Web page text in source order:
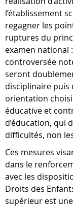
l’établissement
regagner les
ruptures du
examen national
controversée
seront
disciplinaire puis
orientation
éducative et
d’éducation, qui
difficultés, non
Ces mesures
dans le
avec les
Droits des
supérieur est